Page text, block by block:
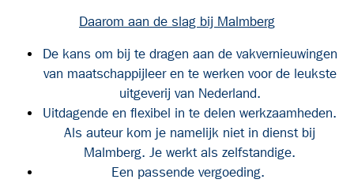
Daarom aan de slag bij Malmberg
De kans om bij te dragen aan de vakvernieuwingen
van maatschappijleer en te werken voor de leukste
uitgeverij van Nederland.
Uitdagende en flexibel in te delen werkzaamheden.
Als auteur kom je namelijk niet in dienst bij
Malmberg. Je werkt als zelfstandige.
Een passende vergoeding.